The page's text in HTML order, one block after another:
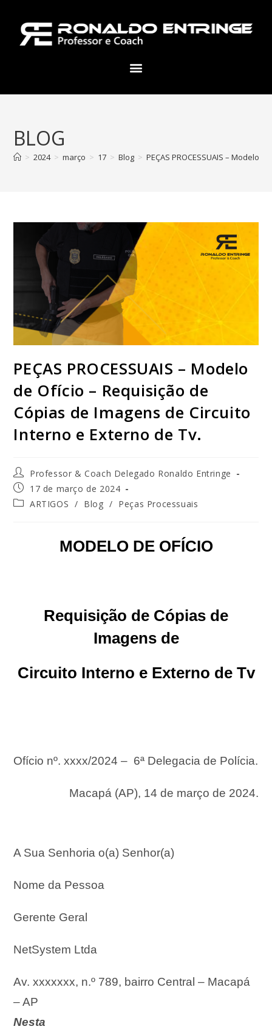
BLOG
> 2024 > março > 17 > Blog > PEÇAS PROCESSUAIS – Modelo
PEÇAS PROCESSUAIS – Modelo
de Ofício – Requisição de
Cópias de Imagens de Circuito
Interno e Externo de Tv.
Professor & Coach Delegado Ronaldo Entringe
17 de março de 2024
ARTIGOS / Blog / Peças Processuais
MODELO DE OFÍCIO
Requisição de Cópias de
Imagens de
Circuito Interno e Externo de Tv
Ofício nº. xxxx/2024 – 6ª Delegacia de Polícia.
Macapá (AP), 14 de março de 2024.
A Sua Senhoria o(a) Senhor(a)
Nome da Pessoa
Gerente Geral
NetSystem Ltda
Av. xxxxxxx, n.º 789, bairro Central – Macapá
– AP
Nesta